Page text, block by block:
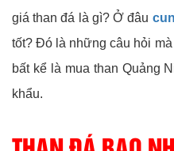
giá than đá là gì? Ở đâu
tốt? Đó là những câu hỏi
bất kể là mua than Quảng
khẩu.